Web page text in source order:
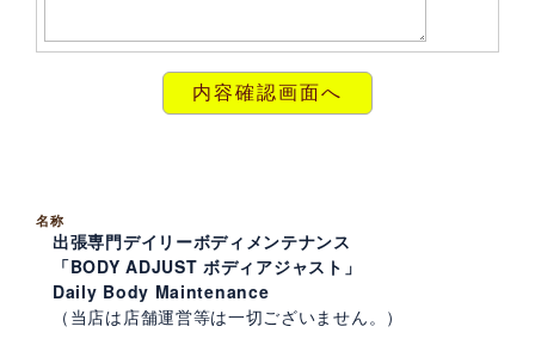
名称
出張専門デイリーボディメンテナンス
「BODY ADJUST ボディアジャスト」
Daily Body Maintenance
（当店は店舗運営等は一切ございません。）